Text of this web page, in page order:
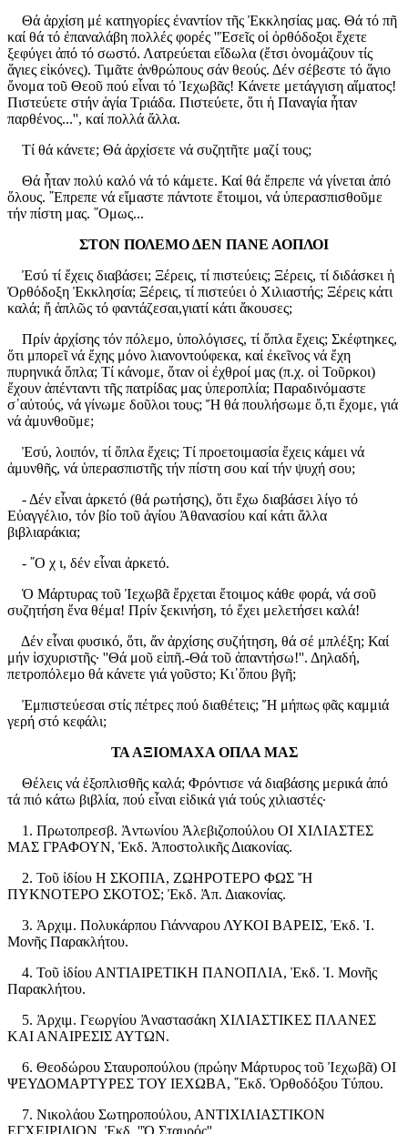
Θά ἀρχίση μέ κατηγορίες ἐναντίον τῆς Ἐκκλησίας μας. Θά τό πῆ
καί θά τό ἐπαναλάβη πολλές φορές ''Ἐσεῖς οἱ ὀρθόδοξοι ἔχετε
ξεφύγει ἀπό τό σωστό. Λατρεύεται εἴδωλα (ἔτσι ὀνομάζουν τίς
ἅγιες εἰκόνες). Τιμᾶτε ἀνθρώπους σάν θεούς. Δέν σέβεστε τό ἅγιο
ὄνομα τοῦ Θεοῦ πού εἶναι τό Ἰεχωβᾶς! Κάνετε μετάγγιση αἵματος!
Πιστεύετε στήν ἁγία Τριάδα. Πιστεύετε, ὅτι ἡ Παναγία ἦταν
παρθένος...'', καί πολλά ἄλλα.
Τί θά κάνετε; Θά ἀρχίσετε νά συζητῆτε μαζί τους;
Θά ἦταν πολύ καλό νά τό κάμετε. Καί θά ἔπρεπε νά γίνεται ἀπό
ὅλους. ῎Επρεπε νά εἴμαστε πάντοτε ἔτοιμοι, νά ὑπερασπισθοῦμε
τήν πίστη μας. ῞Ομως...
ΣΤΟΝ ΠΟΛΕΜΟ ΔΕΝ ΠΑΝΕ ΑΟΠΛΟΙ
Ἐσύ τί ἔχεις διαβάσει; Ξέρεις, τί πιστεύεις; Ξέρεις, τί διδάσκει ἡ
Ὀρθόδοξη Ἐκκλησία; Ξέρεις, τί πιστεύει ὁ Χιλιαστής; Ξέρεις κάτι
καλά; ἤ ἁπλῶς τό φαντάζεσαι,γιατί κάτι ἄκουσες;
Πρίν ἀρχίσης τόν πόλεμο, ὑπολόγισες, τί ὄπλα ἔχεις; Σκέφτηκες,
ὅτι μπορεῖ νά ἔχης μόνο λιανοντούφεκα, καί ἐκεῖνος νά ἔχη
πυρηνικά ὅπλα; Τί κάνομε, ὅταν οἱ ἐχθροί μας (π.χ. οἱ Τοῦρκοι)
ἔχουν ἀπένταντι τῆς πατρίδας μας ὑπεροπλία; Παραδινόμαστε
σ᾿αὐτούς, νά γίνωμε δοῦλοι τους; Ἤ θά πουλήσωμε ὅ,τι ἔχομε, γιά
νά ἀμυνθοῦμε;
Ἐσύ, λοιπόν, τί ὅπλα ἔχεις; Τί προετοιμασία ἔχεις κάμει νά
ἀμυνθῆς, νά ὑπερασπιστῆς τήν πίστη σου καί τήν ψυχή σου;
- Δέν εἶναι ἀρκετό (θά ρωτήσης), ὅτι ἔχω διαβάσει λίγο τό
Εὐαγγέλιο, τόν βίο τοῦ ἁγίου Ἀθανασίου καί κάτι ἄλλα
βιβλιαράκια;
- ῎Ο χ ι, δέν εἶναι ἀρκετό.
Ὁ Μάρτυρας τοῦ Ἰεχωβᾶ ἔρχεται ἔτοιμος κάθε φορά, νά σοῦ
συζητήση ἕνα θέμα! Πρίν ξεκινήση, τό ἔχει μελετήσει καλά!
Δέν εἶναι φυσικό, ὅτι, ἄν ἀρχίσης συζήτηση, θά σέ μπλέξη; Καί
μήν ἰσχυριστῆς· ''Θά μοῦ εἰπῆ.-Θά τοῦ ἀπαντήσω!''. Δηλαδή,
πετροπόλεμο θά κάνετε γιά γοῦστο; Κι᾿ὅπου βγῆ;
Ἐμπιστεύεσαι στίς πέτρες πού διαθέτεις; Ἤ μήπως φᾶς καμμιά
γερή στό κεφάλι;
ΤΑ ΑΞΙΟΜΑΧΑ ΟΠΛΑ ΜΑΣ
Θέλεις νά ἐξοπλισθῆς καλά; Φρόντισε νά διαβάσης μερικά ἀπό
τά πιό κάτω βιβλία, πού εἶναι εἰδικά γιά τούς χιλιαστές·
1. Πρωτοπρεσβ. Ἀντωνίου Ἀλεβιζοπούλου ΟΙ ΧΙΛΙΑΣΤΕΣ
ΜΑΣ ΓΡΑΦΟΥΝ, Ἐκδ. Ἀποστολικῆς Διακονίας.
2. Τοῦ ἰδίου Η ΣΚΟΠΙΑ, ΖΩΗΡΟΤΕΡΟ ΦΩΣ Ἤ
ΠΥΚΝΟΤΕΡΟ ΣΚΟΤΟΣ; Ἐκδ. Ἀπ. Διακονίας.
3. Ἀρχιμ. Πολυκάρπου Γιάνναρου ΛΥΚΟΙ ΒΑΡΕΙΣ, Ἐκδ. Ἱ.
Μονῆς Παρακλήτου.
4. Τοῦ ἰδίου ΑΝΤΙΑΙΡΕΤΙΚΗ ΠΑΝΟΠΛΙΑ, Ἐκδ. Ἱ. Μονῆς
Παρακλήτου.
5. Ἀρχιμ. Γεωργίου Ἀναστασάκη ΧΙΛΙΑΣΤΙΚΕΣ ΠΛΑΝΕΣ
ΚΑΙ ΑΝΑΙΡΕΣΙΣ ΑΥΤΩΝ.
6. Θεοδώρου Σταυροπούλου (πρώην Μάρτυρος τοῦ Ἰεχωβᾶ) ΟΙ
ΨΕΥΔΟΜΑΡΤΥΡΕΣ ΤΟΥ ΙΕΧΩΒΑ, ῎Εκδ. Ὀρθοδόξου Τύπου.
7. Νικολάου Σωτηροπούλου, ΑΝΤΙΧΙΛΙΑΣΤΙΚΟΝ
ΕΓΧΕΙΡΙΔΙΟΝ, Ἐκδ. ''Ὁ Σταυρός''.